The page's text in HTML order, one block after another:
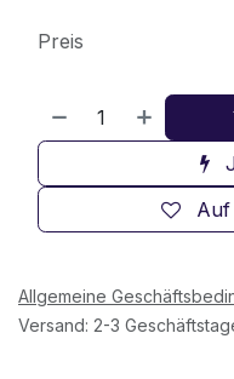
Auf
Preis
Allgemeine
Versand: 2-3